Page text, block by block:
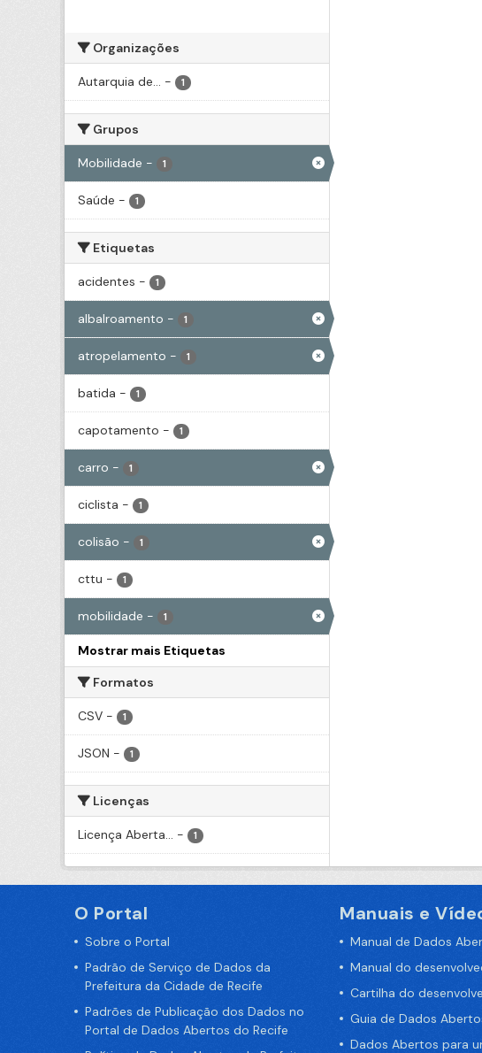
Organizações
Autarquia de... - 1
Grupos
Mobilidade - 1
Saúde - 1
Etiquetas
acidentes - 1
albalroamento - 1
atropelamento - 1
batida - 1
capotamento - 1
carro - 1
ciclista - 1
colisão - 1
cttu - 1
mobilidade - 1
Mostrar mais Etiquetas
Formatos
CSV - 1
JSON - 1
Licenças
Licença Aberta... - 1
O Portal
Sobre o Portal
Padrão de Serviço de Dados da
Prefeitura da Cidade de Recife
Padrões de Publicação dos Dados no
Portal de Dados Abertos do Recife
Manuais e
Manual de Dados
Manual do
Cartilha do
Guia de Dados
Dados Abertos para